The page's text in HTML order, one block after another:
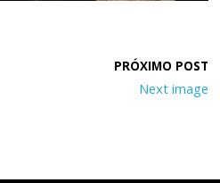
Next image